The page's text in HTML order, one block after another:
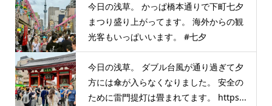
今日の浅草。 かっぱ橋本通りで下町七夕
まつり盛り上がってます。 海外からの観
光客もいっぱいいます。 #七夕
今日の浅草。 ダブル台風が通り過ぎて夕
方には傘が入らなくなりました。 安全の
ために雷門提灯は畳まれてます。 https...